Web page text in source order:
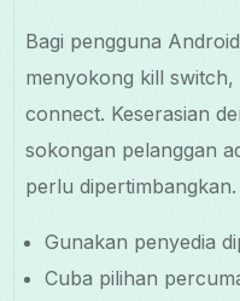
Bagi pengguna
menyokong kill
connect. Keserasian
sokongan pelanggan
perlu dipertimbangkan.
Gunakan penyedia
Cuba pilihan